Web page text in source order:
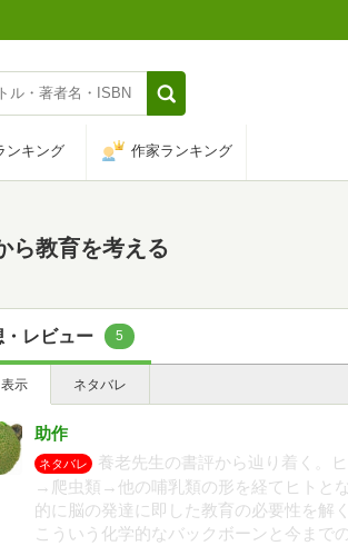
ンキング 作家ランキング
ら教育を考える
・レビュー 5
示 ネタバレ
助作
ネタバレ
養老先生の書評から辿り着く。
→爬虫類→他の哺乳類の形を経てヒトと
的に脳の発達に即した教育の必要性を解
こういう化学的なバックボーンと今まで